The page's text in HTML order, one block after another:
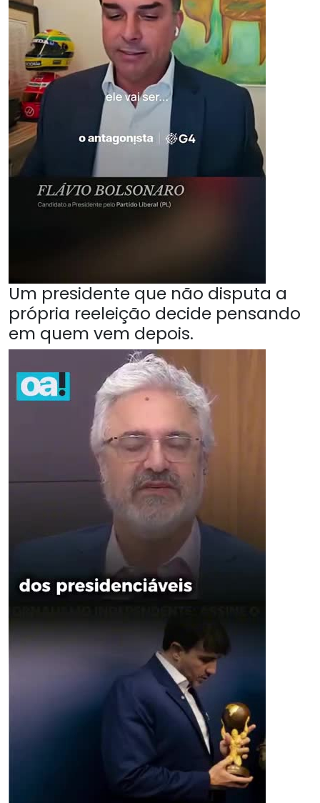
Um presidente que não disputa a
própria reeleição decide pensando
em quem vem depois.